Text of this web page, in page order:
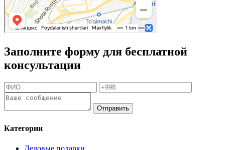
Заполните форму для бесплатной
консультации
Отправить
Категории
Деловые подарки